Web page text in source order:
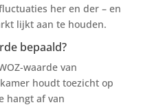
her en der – en
lijkt aan te houden.
bepaald?
waarde van
houdt toezicht op
hangt af van